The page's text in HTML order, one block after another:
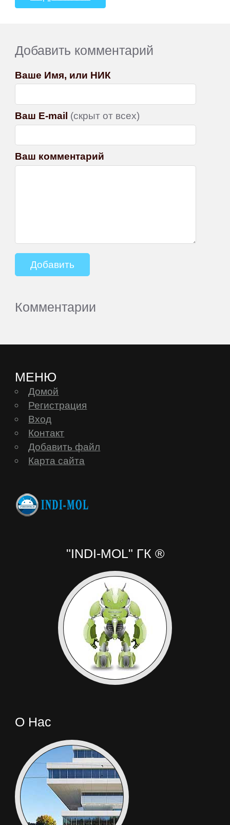
Добавить комментарий
Ваше Имя, или НИК
Ваш E-mail (скрыт от всех)
Ваш комментарий
Комментарии
МЕНЮ
Домой
Регистрация
Вход
Контакт
Добавить файл
Карта сайта
"INDI-MOL" ГК ®
О Нас